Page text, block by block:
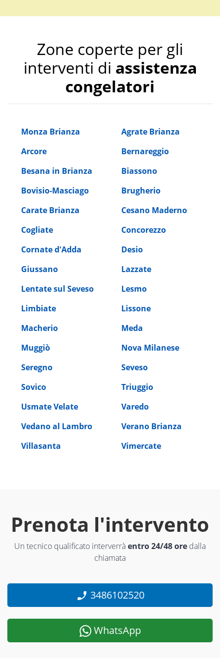
Zone coperte per gli
interventi di assistenza
congelatori
Monza Brianza
Agrate Brianza
Arcore
Bernareggio
Besana in Brianza
Biassono
Bovisio-Masciago
Brugherio
Carate Brianza
Cesano Maderno
Cogliate
Concorezzo
Cornate d'Adda
Desio
Giussano
Lazzate
Lentate sul Seveso
Lesmo
Limbiate
Lissone
Macherio
Meda
Muggiò
Nova Milanese
Seregno
Seveso
Sovico
Triuggio
Usmate Velate
Varedo
Vedano al Lambro
Verano Brianza
Villasanta
Vimercate
Prenota l'intervento
Un tecnico qualificato interverràentro 24/48 ore dalla
chiamata
3486102520
WhatsApp